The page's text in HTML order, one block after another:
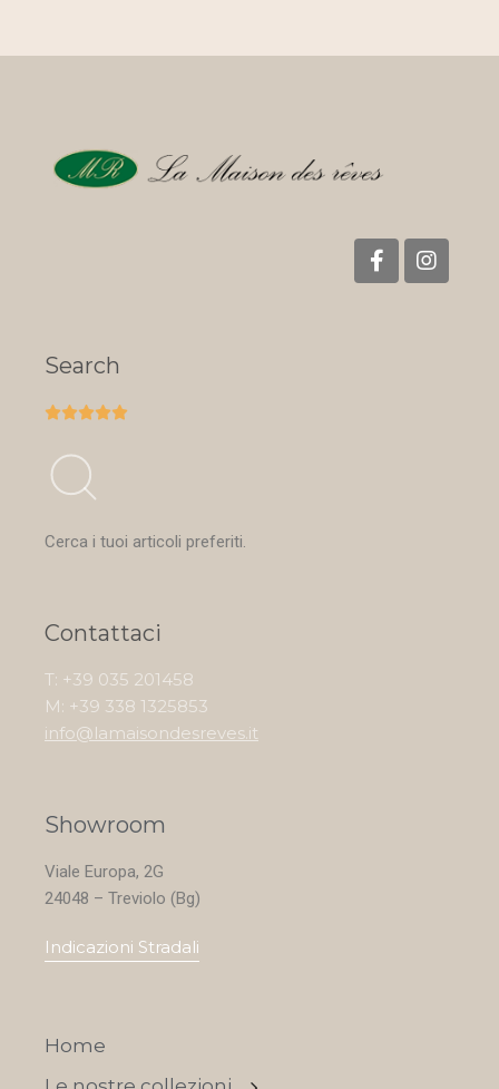
Search

Cerca i tuoi articoli preferiti.
Contattaci
T: +39 035 201458
M: +39 338 1325853
info@lamaisondesreves.it
Showroom
Viale Europa, 2G
24048 – Treviolo (Bg)
Indicazioni Stradali
Home